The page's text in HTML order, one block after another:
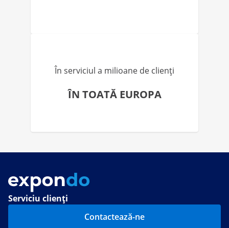
În serviciul a milioane de clienți
ÎN TOATĂ EUROPA
Serviciu clienți
Contactează-ne